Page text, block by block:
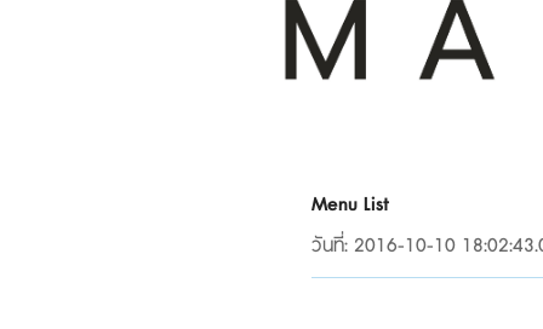
Menu List
วันที่: 2016-10-10